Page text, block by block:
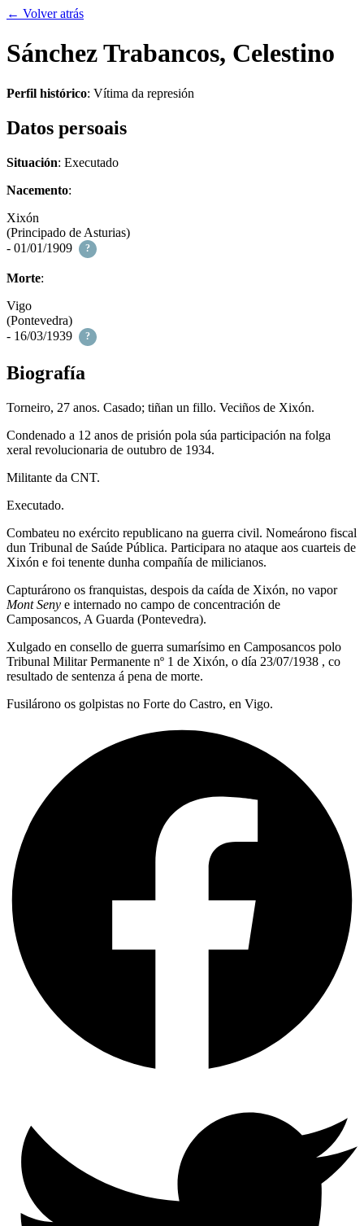
← Volver atrás
Sánchez Trabancos, Celestino
Perfil histórico: Vítima da represión
Datos persoais
Situación: Executado
Nacemento:
Xixón
(Principado de Asturias)
- 01/01/1909
?
Morte:
Vigo
(Pontevedra)
- 16/03/1939
?
Biografía
Torneiro, 27 anos. Casado; tiñan un fillo. Veciños de Xixón.
Condenado a 12 anos de prisión pola súa participación na folga
xeral revolucionaria de outubro de 1934.
Militante da CNT.
Executado.
Combateu no exército republicano na guerra civil. Nomeárono fiscal
dun Tribunal de Saúde Pública. Participara no ataque aos cuarteis de
Xixón e foi tenente dunha compañía de milicianos.
Capturárono os franquistas, despois da caída de Xixón, no vapor
Mont Seny e internado no campo de concentración de
Camposancos, A Guarda (Pontevedra).
Xulgado en consello de guerra sumarísimo en Camposancos polo
Tribunal Militar Permanente nº 1 de Xixón, o día 23/07/1938 , co
resultado de sentenza á pena de morte.
Fusilárono os golpistas no Forte do Castro, en Vigo.